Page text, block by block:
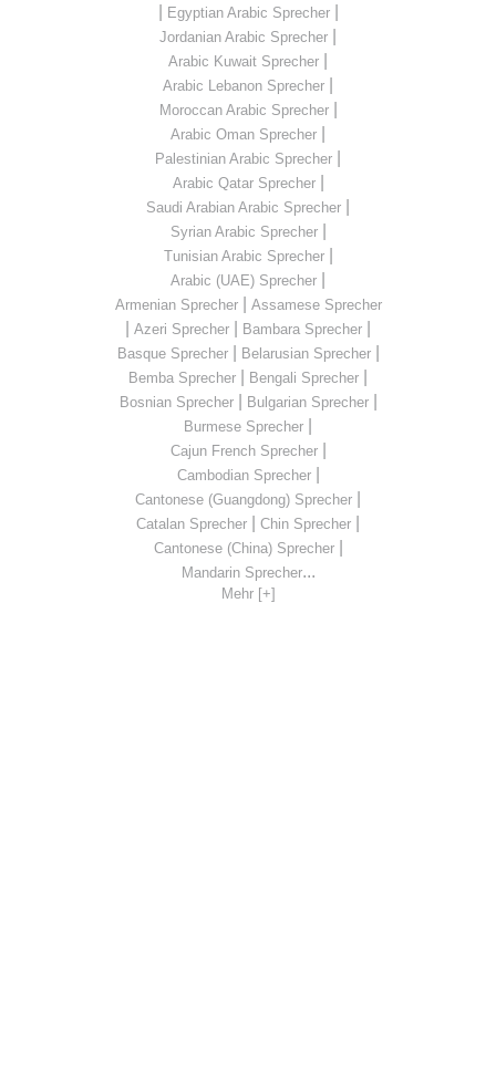
Egyptian Arabic Sprecher|
Jordanian Arabic Sprecher
Arabic Kuwait Sprecher
Arabic Lebanon Sprecher
Moroccan Arabic Sprecher|
Arabic Oman Sprecher
Palestinian Arabic Sprecher
Arabic Qatar Sprecher|
Saudi Arabian Arabic Sprecher
Syrian Arabic Sprecher|
Tunisian Arabic Sprecher|
Arabic (UAE) Sprecher
Armenian Sprecher| Assamese Sprecher
Azeri Sprecher Bambara Sprecher
Basque Sprecher| Belarusian Sprecher|
Bemba Sprecher Bengali Sprecher
Bosnian Sprecher| Bulgarian Sprecher|
Burmese Sprecher
Cajun French Sprecher|
Cambodian Sprecher|
Cantonese (Guangdong) Sprecher
Catalan Sprecher Chin Sprecher
Cantonese (China) Sprecher|
Mandarin Sprecher...
Mehr [+]